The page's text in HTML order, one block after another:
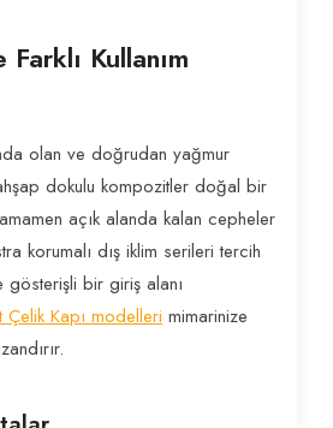
Kullanım
olan ve doğrudan yağmur
dokulu kompozitler doğal bir
açık alanda kalan cepheler
korumalı dış iklim serileri tercih
bir giriş alanı
Çelik Kapı modelleri mimarinize